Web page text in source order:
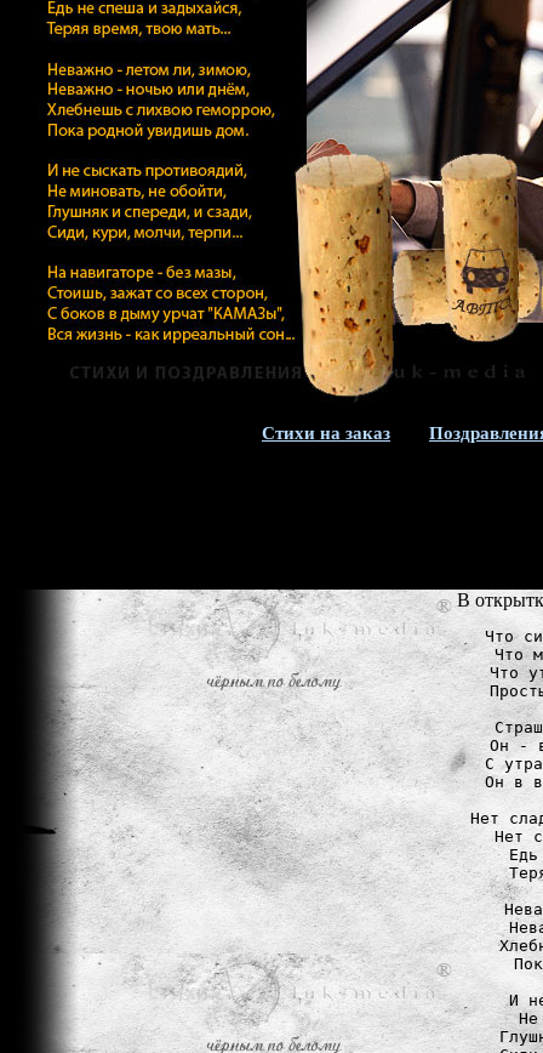
Стихи на заказ
В
Что
Что
Что
Он -
С
Он в
Нет
Нет
И